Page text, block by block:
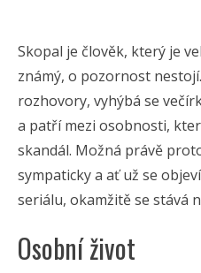
Skopal je člověk, který je
známý, o pozornost
rozhovory, vyhýbá se
a patří mezi osobnosti,
skandál. Možná právě
sympaticky a ať už se
seriálu, okamžitě se stává
Osobní život